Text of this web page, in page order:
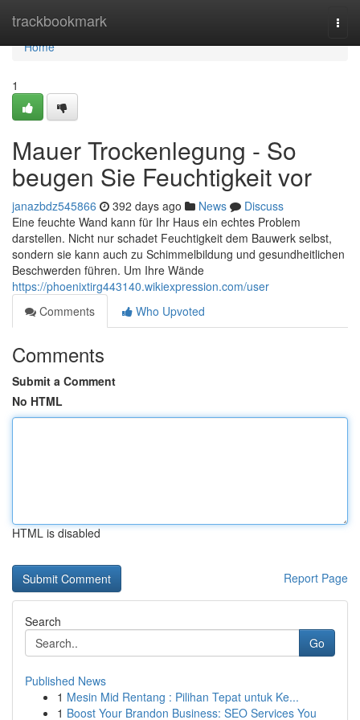
trackbookmark
Home
Home
1
Mauer Trockenlegung - So
beugen Sie Feuchtigkeit vor
janazbdz545866 392 days ago News
Discuss
Eine feuchte Wand kann für Ihr Haus ein echtes Problem
darstellen. Nicht nur schadet Feuchtigkeit dem Bauwerk selbst,
sondern sie kann auch zu Schimmelbildung und gesundheitlichen
Beschwerden führen. Um Ihre Wände
https://phoenixtirg443140.wikiexpression.com/user
Comments
Who Upvoted
Comments
Submit a Comment
No HTML
HTML is disabled
Report Page
Search
Go
Published News
1 Mesin Mid Rentang : Pilihan Tepat untuk Ke...
1 Boost Your Brandon Business: SEO Services You